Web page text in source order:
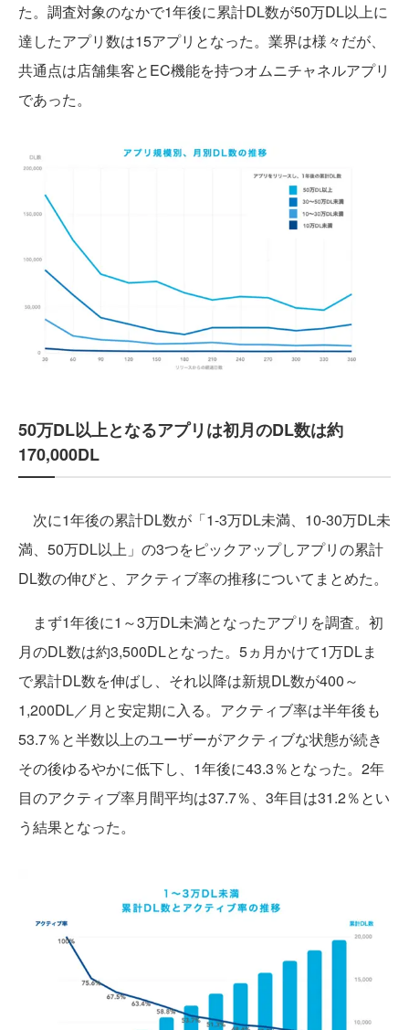
た。調査対象のなかで1年後に累計DL数が50万DL以上に
達したアプリ数は15アプリとなった。業界は様々だが、
共通点は店舗集客とEC機能を持つオムニチャネルアプリ
であった。
50万DL以上となるアプリは初月のDL数は約
170,000DL
次に1年後の累計DL数が「1-3万DL未満、10-30万DL未
満、50万DL以上」の3つをピックアップしアプリの累計
DL数の伸びと、アクティブ率の推移についてまとめた。
まず1年後に1～3万DL未満となったアプリを調査。初
月のDL数は約3,500DLとなった。5ヵ月かけて1万DLま
で累計DL数を伸ばし、それ以降は新規DL数が400～
1,200DL／月と安定期に入る。アクティブ率は半年後も
53.7％と半数以上のユーザーがアクティブな状態が続き
その後ゆるやかに低下し、1年後に43.3％となった。2年
目のアクティブ率月間平均は37.7％、3年目は31.2％とい
う結果となった。